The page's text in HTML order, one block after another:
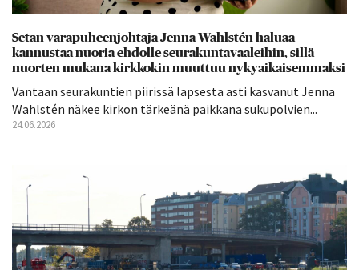
Setan varapuheenjohtaja Jenna Wahlstén haluaa
kannustaa nuoria ehdolle seurakuntavaaleihin, sillä
nuorten mukana kirkkokin muuttuu nykyaikaisemmaksi
Vantaan seurakuntien piirissä lapsesta asti kasvanut Jenna
Wahlstén näkee kirkon tärkeänä paikkana sukupolvien...
24.06.2026